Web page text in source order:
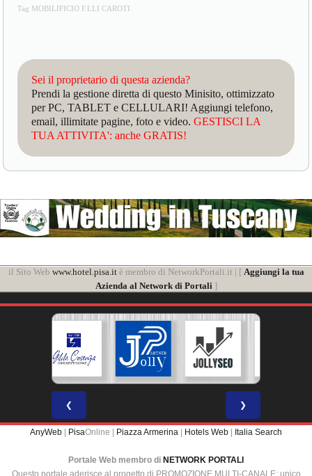
Tag MOBILIFICIO F.LLI CAROTI
Sei il proprietario di questa azienda?
Prendi la gestione diretta di questo Minisito, ottimizzato
per PC, TABLET e CELLULARI! Aggiungi telefono,
email, illimitate pagine, foto e video.GESTISCI LA
TUA ATTIVITA': anche GRATIS!
il Sito Web www.hotel.pisa.itè membro di NetworkPortali.it | [ Aggiungi la tua
Azienda al Network di Portali]
❮ ❯
AnyWeb PisaOnline | Piazza Armerina Hotels Web Italia Search
Portale Web membro di NETWORK PORTALI
Questo portale aderisce al progetto di PROMOZIONE MULTI-CANALE: unico